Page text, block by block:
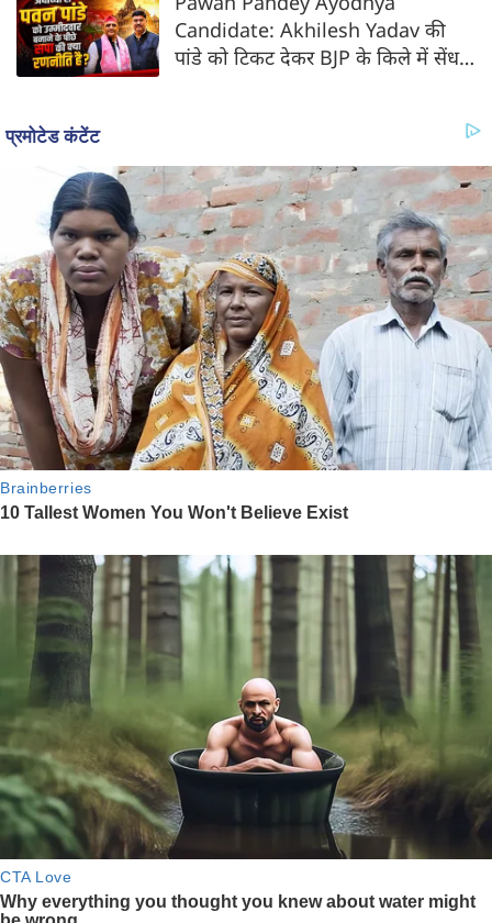
Candidate: Akhilesh Yadav की
पांडे को टिकट देकर BJP के किले में सेंध